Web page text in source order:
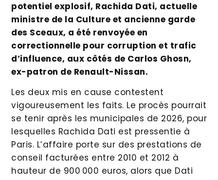
potentiel explosif, Rachida Dati, actuelle
ministre de la Culture et ancienne garde
des Sceaux, a été renvoyée en
correctionnelle pour corruption et trafic
d’influence, aux côtés de Carlos Ghosn,
ex-patron de Renault-Nissan.
Les deux mis en cause contestent
vigoureusement les faits. Le procès pourrait
se tenir après les municipales de 2026, pour
lesquelles Rachida Dati est pressentie à
Paris. L’affaire porte sur des prestations de
conseil facturées entre 2010 et 2012 à
hauteur de 900 000 euros, alors que Dati